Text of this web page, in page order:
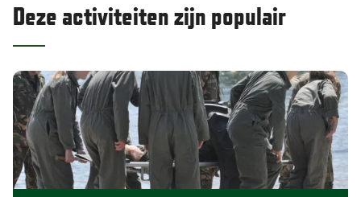
Deze activiteiten zijn populair